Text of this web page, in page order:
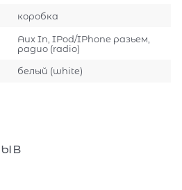
коробка
Aux In, IPod/IPhone разьем,
радио (radio)
белый (white)